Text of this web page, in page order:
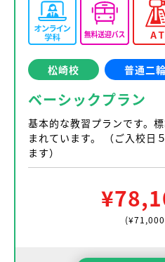
松崎校 普通二
ベーシックプラン
基本的な教習プランです。
まれています。 （ご入校日
ます）